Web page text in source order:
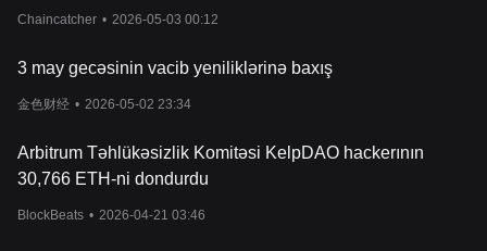
Chaincatcher • 2026-05-03 00:12
3 may gecəsinin vacib yeniliklərinə baxış
金色财经 • 2026-05-02 23:34
Arbitrum Təhlükəsizlik Komitəsi KelpDAO hackerının
30,766 ETH-ni dondurdu
BlockBeats • 2026-04-21 03:46